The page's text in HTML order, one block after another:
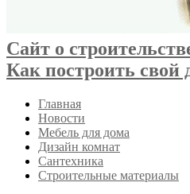
Сайт о
Как построить свой
Главная
Новости
Мебель для дома
Дизайн комнат
Сантехника
Строительные материалы